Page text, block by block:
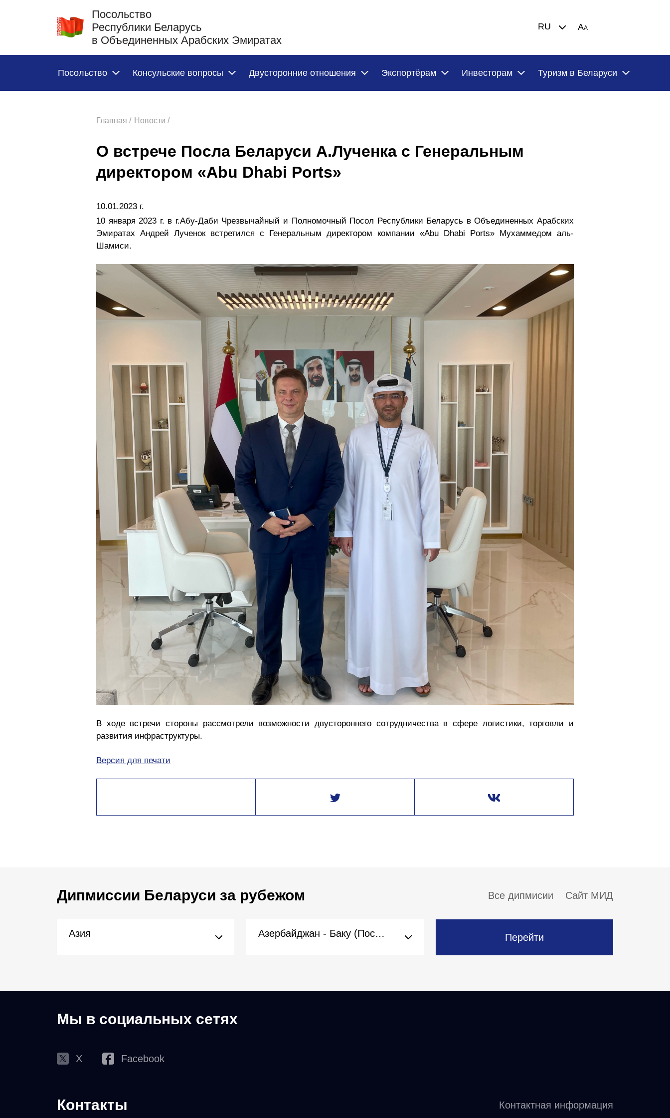
Посольство
Республики Беларусь
в Объединенных Арабских Эмиратах
RU AA
Посольство Консульские вопросы Двусторонние отношения Экспортёрам Инвесторам Туризм в Беларуси
Главная / Новости /
О встрече Посла Беларуси А.Лученка с Генеральным
директором «Abu Dhabi Ports»
10.01.2023 г.
10 января 2023 г. в г.Абу-Даби Чрезвычайный и Полномочный Посол Республики Беларусь в Объединенных Арабских
Эмиратах Андрей Лученок встретился с Генеральным директором компании «Abu Dhabi Ports» Мухаммедом аль-
Шамиси.
В ходе встречи стороны рассмотрели возможности двустороннего сотрудничества в сфере логистики, торговли и
развития инфраструктуры.
Версия для печати
Дипмиссии Беларуси за рубежом Все дипмисии Сайт МИД
Азия Азербайджан - Баку (Посольство) Перейти
Мы в социальных сетях
X Facebook
Контакты Контактная информация